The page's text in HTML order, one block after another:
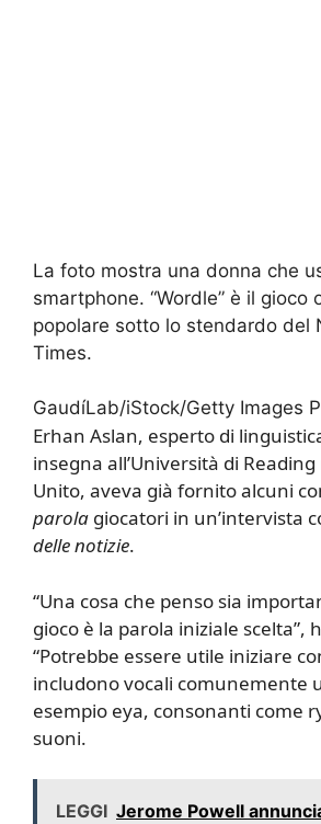
La foto mostra una donna che
smartphone. “Wordle” è il gioco
popolare sotto lo stendardo del
Times.
GaudíLab/iStock/Getty Images
Erhan Aslan, esperto di
insegna all’Università di
Unito, aveva già fornito alcuni
parola giocatori in un’intervista
delle notizie.
“Una cosa che penso sia
gioco è la parola iniziale scelta”,
“Potrebbe essere utile iniziare
includono vocali comunemente
esempio eya, consonanti come
suoni.
LEGGI Jerome Powell